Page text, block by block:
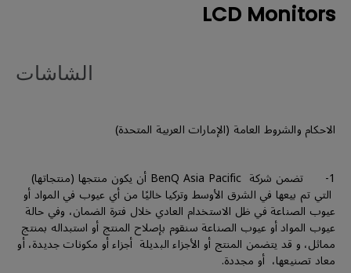
LCD Monitors
الشاشات
الاحكام والشروط العامة (الإمارات العربية المتحدة)
1- تضمن شركة BenQ Asia Pacific أن يكون منتجها (منتجاتها)
التي تم بيعها في الشرق الأوسط وتركيا خاليًا من أي عيوب في المواد أو
عيوب الصناعة في ظل الاستخدام العادي خلال فترة الضمان، وفي حالة
عيوب المواد أو عيوب الصناعة سنقوم بإصلاح المنتج أو استبداله بمنتج
مماثل، و قد يتضمن المنتج أو الأجزاء البديلة أجزاء أو مكونات جديدة، أو
معاد تصنيعها، أو مجددة.